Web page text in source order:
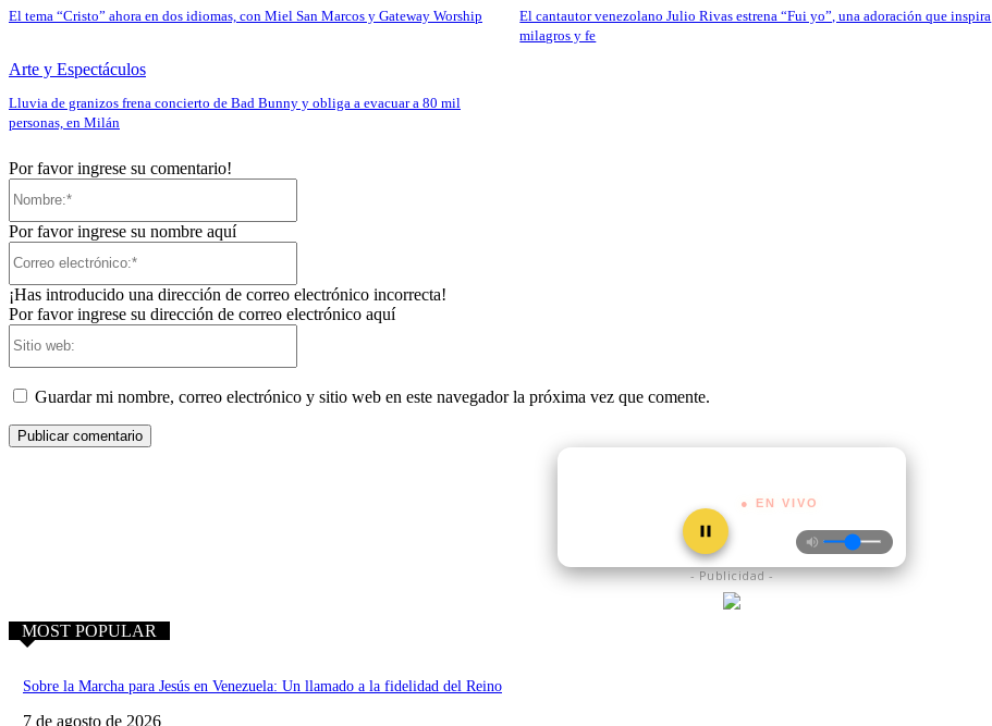
El tema “Cristo” ahora en dos idiomas, con Miel San Marcos y Gateway Worship
El cantautor venezolano Julio Rivas estrena “Fui yo”, una adoración que inspira
milagros y fe
Arte y Espectáculos
Lluvia de granizos frena concierto de Bad Bunny y obliga a evacuar a 80 mil
personas, en Milán
Por favor ingrese su comentario!
Por favor ingrese su nombre aquí
¡Has introducido una dirección de correo electrónico incorrecta!
Por favor ingrese su dirección de correo electrónico aquí
Guardar mi nombre, correo electrónico y sitio web en este navegador la próxima vez que comente.
● EN VIVO
- Publicidad -
MOST POPULAR
Sobre la Marcha para Jesús en Venezuela: Un llamado a la fidelidad del Reino
7 de agosto de 2026